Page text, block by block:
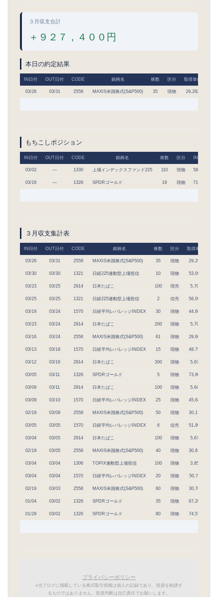
３月収支合計
＋９２７，４００円
本日の約定結果
IN日付 OUT日付 CODE 銘柄名 株数 区分 取得単価
03/26 03/31 2558 MAXIS米国株式(S&P500) 35 現物 29,292
もちこしポジション
IN日付 OUT日付 CODE 銘柄名 株数 区分 IN単価
03/02 ― 1330 上場インデックスファンド225 110 現物 58,573
03/16 ― 1326 SPDRゴールド 19 現物 71,278
３月収支集計表
IN日付 OUT日付 CODE 銘柄名 株数 区分 取得単価
03/26 03/31 2558 MAXIS米国株式(S&P500) 35 現物 29,292
03/30 03/30 1321 日経225連動型上場投信 10 現物 53,000
03/23 03/25 2914 日本たばこ 100 現売 5,701
03/25 03/25 1321 日経225連動型上場投信 2 信売 56,000
03/19 03/24 1570 日経平均レバレッジINDEX 30 現物 44,669
03/23 03/24 2914 日本たばこ 200 現物 5,701
03/16 03/24 2558 MAXIS米国株式(S&P500) 61 現物 29,862
03/13 03/18 1570 日経平均レバレッジINDEX 15 現物 48,754
03/12 03/16 2914 日本たばこ 300 現物 5,678
03/05 03/11 1326 SPDRゴールド 5 現物 73,800
03/09 03/11 2914 日本たばこ 100 現物 5,643
03/09 03/10 1570 日経平均レバレッジINDEX 25 現物 45,640
02/19 03/09 2558 MAXIS米国株式(S&P500) 50 現物 30,173
03/05 03/05 1570 日経平均レバレッジINDEX 6 信売 51,993
03/04 03/05 2914 日本たばこ 100 現物 5,670
02/19 03/05 2558 MAXIS米国株式(S&P500) 40 現物 30,813
03/04 03/04 1306 TOPIX連動型上場投信 100 現物 3,850
03/04 03/04 1570 日経平均レバレッジINDEX 20 現物 50,711
02/19 03/03 2558 MAXIS米国株式(S&P500) 60 現物 30,705
01/04 03/02 1326 SPDRゴールド 35 現物 67,204
01/29 03/02 1326 SPDRゴールド 80 現物 74,577
プライバシーポリシー
※当ブログに掲載している株式取引情報は個人の記録であり、投資を勧誘す
るものではありません。投資判断は自己責任でお願いします。